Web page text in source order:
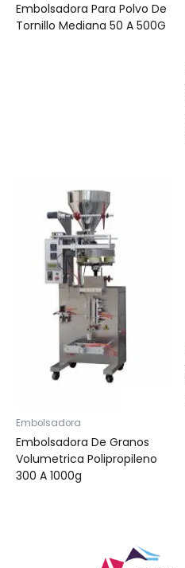
Embolsadora Para Polvo De
Tornillo Mediana 50 A 500G
Embolsadora
Embolsadora De Granos
Volumetrica Polipropileno
300 A 1000g